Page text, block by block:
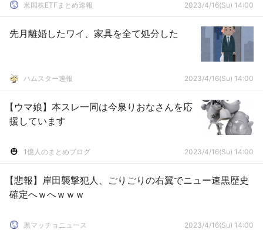
米国株ETFまとめ速報 2023/4/16(Su) 14:00
先月離婚したワイ、家具を全て処分した
ハムスター速報 2023/4/16(Su) 14:00
【ウマ娘】本スレ一同は今泉りおなさんを応
援しています
1億人のまとめブログ 2023/4/16(Su) 14:00
【悲報】岸田襲撃犯人、ごりごりの右翼でニュー速黒歴史
確定へｗへｗｗｗ
黒マッチョニュース 2023/4/16(Su) 14:00